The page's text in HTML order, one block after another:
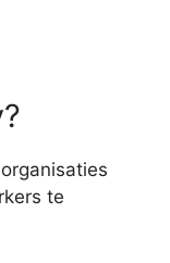
te